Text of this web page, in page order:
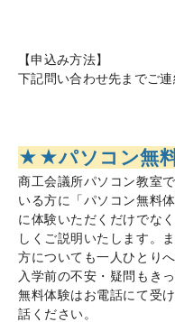
【申込み方法】
下記問い合わせ先までご連
★★パソコン無
商工会議所パソコン教室
いる方に「パソコン無料
に体験いただくだけでな
しくご説明いたします。
方についても一人ひとり
入学前の不安・疑問もき
無料体験はお電話にて受
話ください。